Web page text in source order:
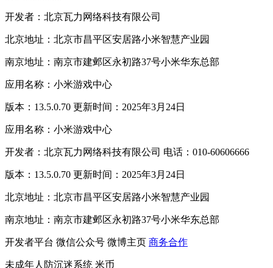
开发者：北京瓦力网络科技有限公司
北京地址：北京市昌平区安居路小米智慧产业园
南京地址：南京市建邺区永初路37号小米华东总部
应用名称：小米游戏中心
版本：13.5.0.70 更新时间：2025年3月24日
应用名称：小米游戏中心
开发者：北京瓦力网络科技有限公司 电话：010-60606666
版本：13.5.0.70 更新时间：2025年3月24日
北京地址：北京市昌平区安居路小米智慧产业园
南京地址：南京市建邺区永初路37号小米华东总部
开发者平台 微信公众号 微博主页 商务合作
未成年人防沉迷系统 米币